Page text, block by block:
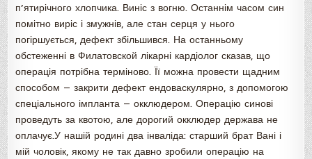
п’ятирічного хлопчика. Виніс з вогню. Останнім часом син
помітно виріс і змужнів, але стан серця у нього
погіршується, дефект збільшився. На останньому
обстеженні в Филатовской лікарні кардіолог сказав, що
операція потрібна терміново. Її можна провести щадним
способом — закрити дефект ендоваскулярно, з допомогою
спеціального імпланта — окклюдером. Операцію синові
проведуть за квотою, але дорогий окклюдер держава не
оплачує.У нашій родині два інваліда: старший брат Вані і
мій чоловік, якому не так давно зробили операцію на